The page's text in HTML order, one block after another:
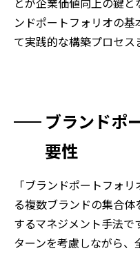
ンドポートフォリオの
て実践的な構築プロセス
ブランドポ
要性
「ブランドポートフォ
る複数ブランドの集合
するマネジメント手法で
ターンを考慮しながら